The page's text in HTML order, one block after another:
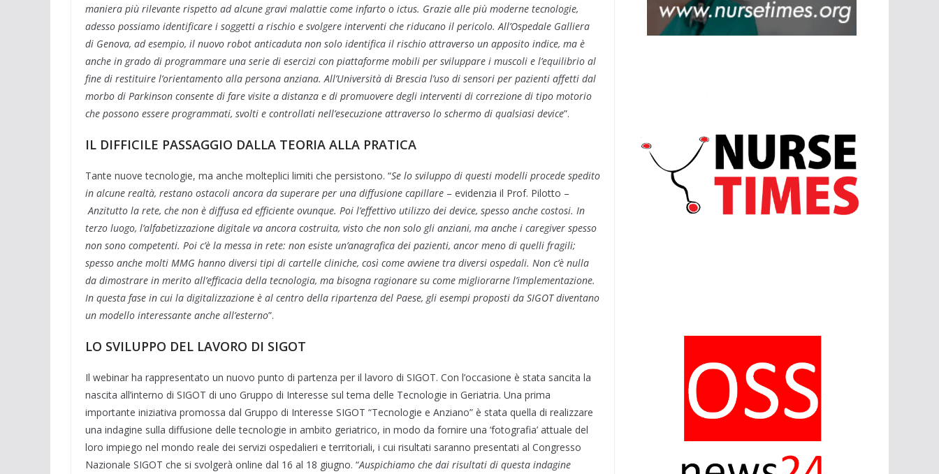
maniera più rilevante rispetto ad alcune gravi malattie come infarto o ictus. Grazie alle più moderne tecnologie,
adesso possiamo identificare i soggetti a rischio e svolgere interventi che riducano il pericolo. All’Ospedale Galliera
di Genova, ad esempio, il nuovo robot anticaduta non solo identifica il rischio attraverso un apposito indice, ma è
anche in grado di programmare una serie di esercizi con piattaforme mobili per sviluppare i muscoli e l’equilibrio al
fine di restituire l’orientamento alla persona anziana. All’Università di Brescia l’uso di sensori per pazienti affetti dal
morbo di Parkinson consente di fare visite a distanza e di promuovere degli interventi di correzione di tipo motorio
che possono essere programmati, svolti e controllati nell’esecuzione attraverso lo schermo di qualsiasi device”.
IL DIFFICILE PASSAGGIO DALLA TEORIA ALLA PRATICA
Tante nuove tecnologie, ma anche molteplici limiti che persistono. “Se lo sviluppo di questi modelli procede spedito
in alcune realtà, restano ostacoli ancora da superare per una diffusione capillare – evidenzia il Prof. Pilotto –
Anzitutto la rete, che non è diffusa ed efficiente ovunque. Poi l’effettivo utilizzo dei device, spesso anche costosi. In
terzo luogo, l’alfabetizzazione digitale va ancora costruita, visto che non solo gli anziani, ma anche i caregiver spesso
non sono competenti. Poi c’è la messa in rete: non esiste un’anagrafica dei pazienti, ancor meno di quelli fragili;
spesso anche molti MMG hanno diversi tipi di cartelle cliniche, così come avviene tra diversi ospedali. Non c’è nulla
da dimostrare in merito all’efficacia della tecnologia, ma bisogna ragionare su come migliorarne l’implementazione.
In questa fase in cui la digitalizzazione è al centro della ripartenza del Paese, gli esempi proposti da SIGOT diventano
un modello interessante anche all’esterno”.
LO SVILUPPO DEL LAVORO DI SIGOT
Il webinar ha rappresentato un nuovo punto di partenza per il lavoro di SIGOT. Con l’occasione è stata sancita la
nascita all’interno di SIGOT di uno Gruppo di Interesse sul tema delle Tecnologie in Geriatria. Una prima
importante iniziativa promossa dal Gruppo di Interesse SIGOT “Tecnologie e Anziano” è stata quella di realizzare
una indagine sulla diffusione delle tecnologie in ambito geriatrico, in modo da fornire una ‘fotografia’ attuale del
loro impiego nel mondo reale dei servizi ospedalieri e territoriali, i cui risultati saranno presentati al Congresso
Nazionale SIGOT che si svolgerà online dal 16 al 18 giugno. “Auspichiamo che dai risultati di questa indagine